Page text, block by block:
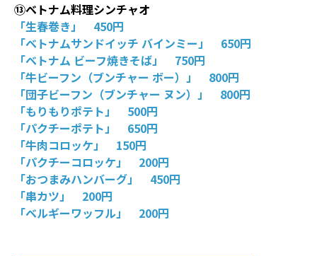
⑬ベトナム料理シンチャオ
「生春巻き」 450円
「ベトナムサンドイッチ バインミー」 650円
「ベトナム ビーフ焼きそば」 750円
「牛ビーフン（ブンチャー ボー）」 800円
「団子ビーフン（ブンチャー ヌン）」 800円
「もりもりポテト」 500円
「パクチーポテト」 650円
「牛肉コロッケ」 150円
「パクチーコロッケ」 200円
「おつまみハンバーグ」 450円
「串カツ」 200円
「ベルギーワッフル」 200円